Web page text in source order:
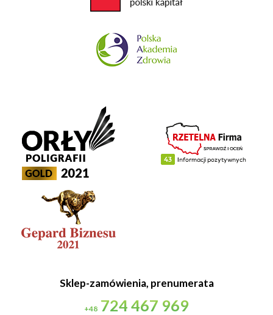
Sklep-zamówienia, prenumerata
+48 724 467 969